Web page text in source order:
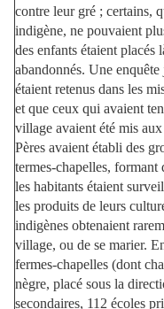
contre leur gré ; certains,
indigène, ne pouvaient
des enfants étaient
abandonnés. Une
étaient retenus dans les
et que ceux qui avaient
village avaient été mis
Pères avaient établi des
termes-chapelles, formant
les habitants étaient
les produits de leurs
indigènes obtenaient
village, ou de se marier.
fermes-chapelles (dont
nègre, placé sous la
secondaires, 112 écoles